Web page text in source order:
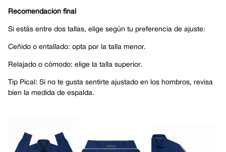
Recomendación final
Si estás entre dos tallas, elige según tu preferencia de ajuste:
Ceñido o entallado: opta por la talla menor.
Relajado o cómodo: elige la talla superior.
Tip Pical: Si no te gusta sentirte ajustado en los hombros, revisa
bien la medida de espalda.